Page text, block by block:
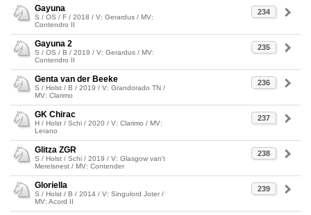
234
Gayuna
S / OS / F / 2018 / V: Gerardus / MV:
Contendro II
235
Gayuna 2
S / OS / B / 2019 / V: Gerardus / MV:
Contendro II
236
Genta van der Beeke
S / Holst / B / 2019 / V: Grandorado TN /
MV: Clarimo
237
GK Chirac
H / Holst / Schi / 2020 / V: Clarimo / MV:
Lerano
238
Glitza ZGR
S / Holst / Schi / 2019 / V: Glasgow van't
Merelsnest / MV: Contender
239
Gloriella
S / Holst / B / 2014 / V: Singulord Joter /
MV: Acord II